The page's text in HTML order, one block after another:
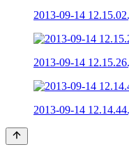
2013-09-14
2013-09-14
2013-09-14